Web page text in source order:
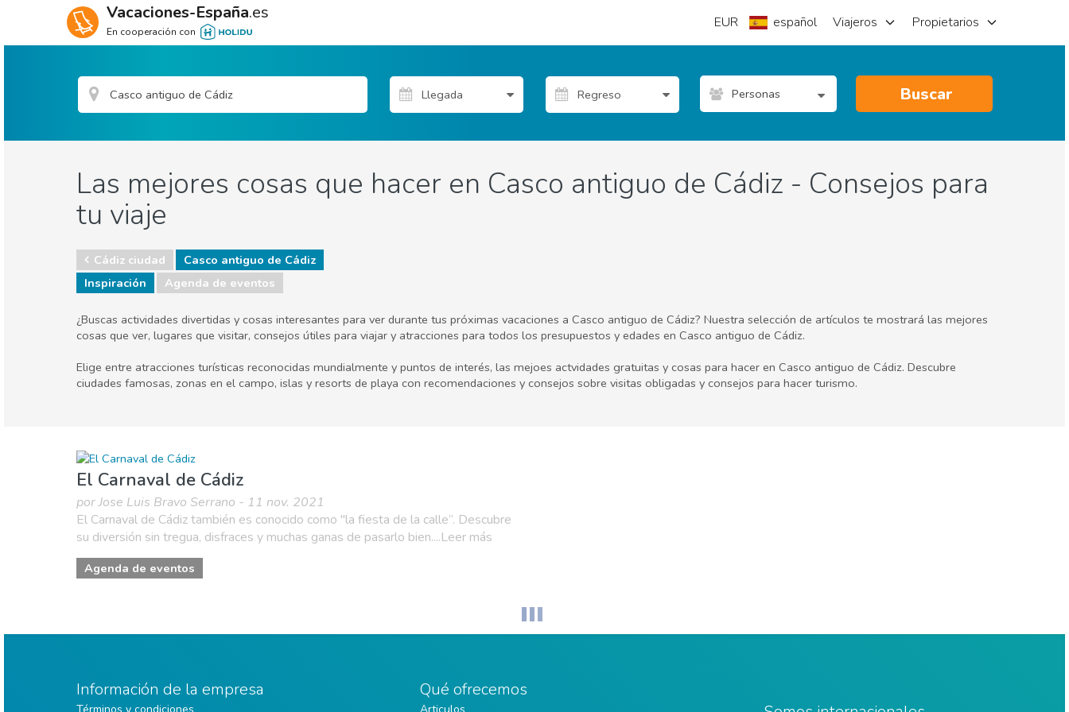
Vacaciones-España.es
En cooperación con
EUR español Viajeros Propietarios
Personas Buscar
Las mejores cosas que hacer en Casco antiguo de Cádiz - Consejos para
tu viaje
Cádiz ciudad
Casco antiguo de Cádiz
Inspiración
Agenda de eventos
¿Buscas actividades divertidas y cosas interesantes para ver durante tus próximas vacaciones a Casco antiguo de Cádiz? Nuestra selección de artículos te mostrará las mejores
cosas que ver, lugares que visitar, consejos útiles para viajar y atracciones para todos los presupuestos y edades en Casco antiguo de Cádiz.
Elige entre atracciones turísticas reconocidas mundialmente y puntos de interés, las mejoes actvidades gratuitas y cosas para hacer en Casco antiguo de Cádiz. Descubre
ciudades famosas, zonas en el campo, islas y resorts de playa con recomendaciones y consejos sobre visitas obligadas y consejos para hacer turismo.
Agenda de eventos
El Carnaval de Cádiz
por Jose Luis Bravo Serrano - 11 nov. 2021
El Carnaval de Cádiz también es conocido como "la fiesta de la calle”. Descubre
su diversión sin tregua, disfraces y muchas ganas de pasarlo bien....Leer más
Agenda de eventos
Información de la empresa Qué ofrecemos